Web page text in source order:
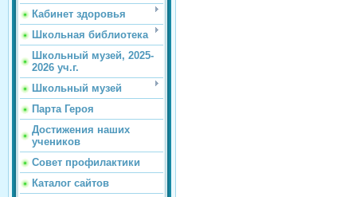
Кабинет здоровья
Школьная библиотека
Школьный музей, 2025-
2026 уч.г.
Школьный музей
Парта Героя
Достижения наших
учеников
Совет профилактики
Каталог сайтов